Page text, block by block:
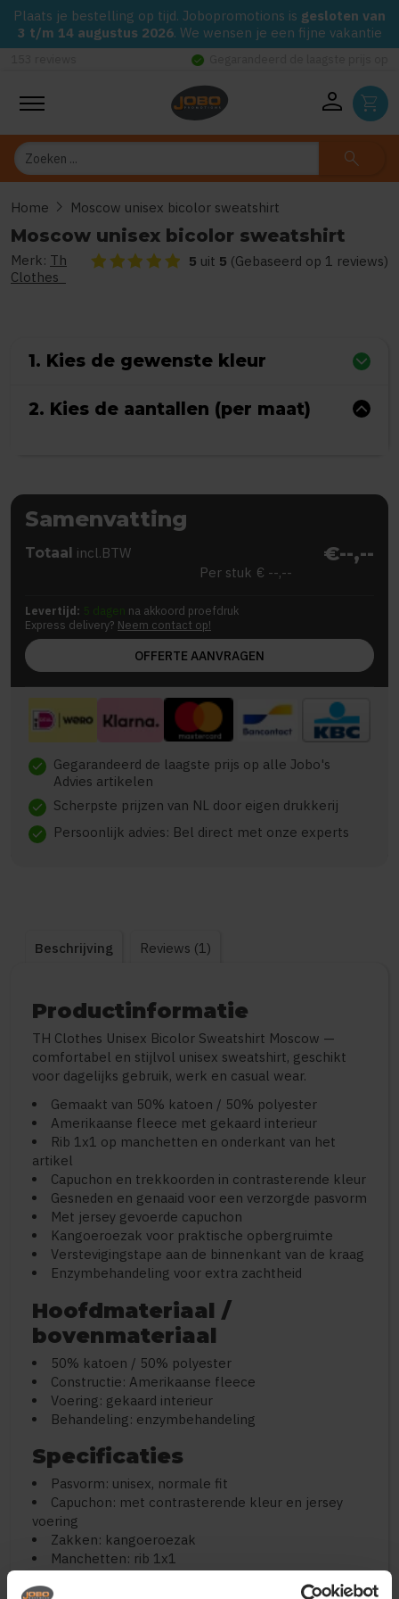
Plaats je bestelling op tijd. Jobopromotions is gesloten van
3 t/m 14 augustus 2026. We wensen je een fijne vakantie
Gegarandeerd de laagste prijs op alle Jobo's Advies artikelen
person shopping_cart
Zoeken search
Home chevron_right Moscow unisex bicolor sweatshirt
Moscow unisex bicolor sweatshirt
Merk: Th
Clothes
De beoordeling van dit product is5 van de 5
5 uit 5 (Gebaseerd op 1 reviews)
1. Kies de gewenste kleur
2. Kies de aantallen (per maat)
Samenvatting
Totaal incl.BTW €--,--
Per stuk € --,--
Levertijd: 5 dagen na akkoord proefdruk
Express delivery? Neem contact op!
OFFERTE AANVRAGEN
check Gegarandeerd de laagste prijs op alle Jobo's
Advies artikelen
check Scherpste prijzen van NL door eigen drukkerij
check Persoonlijk advies: Bel direct met onze experts
Beschrijving Reviews (1)
Productinformatie
TH Clothes Unisex Bicolor Sweatshirt Moscow —
comfortabel en stijlvol unisex sweatshirt, geschikt
voor dagelijks gebruik, werk en casual wear.
Gemaakt van 50% katoen / 50% polyester
Amerikaanse fleece met gekaard interieur
Rib 1x1 op manchetten en onderkant van het
artikel
Capuchon en trekkoorden in contrasterende kleur
Gesneden en genaaid voor een verzorgde pasvorm
Met jersey gevoerde capuchon
Kangoeroezak voor praktische opbergruimte
Verstevigingstape aan de binnenkant van de kraag
Enzymbehandeling voor extra zachtheid
Hoofdmateriaal /
bovenmateriaal
50% katoen / 50% polyester
Constructie: Amerikaanse fleece
Voering: gekaard interieur
Behandeling: enzymbehandeling
Specificaties
Pasvorm: unisex, normale fit
Capuchon: met contrasterende kleur en jersey
voering
Zakken: kangoeroezak
Manchetten: rib 1x1